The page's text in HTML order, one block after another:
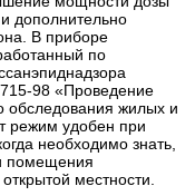
дополнительно
В приборе
по
98 «Проведение
обследования жилых и
режим удобен при
необходимо знать,
помещения
местности.